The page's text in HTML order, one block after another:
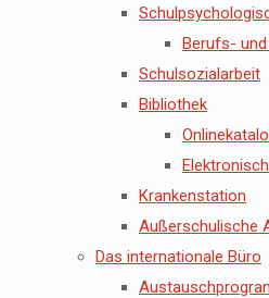
Berufs-
Schulsozialarbeit
Bibliothek
Krankenstation
Außerschulische
Das internationale Büro